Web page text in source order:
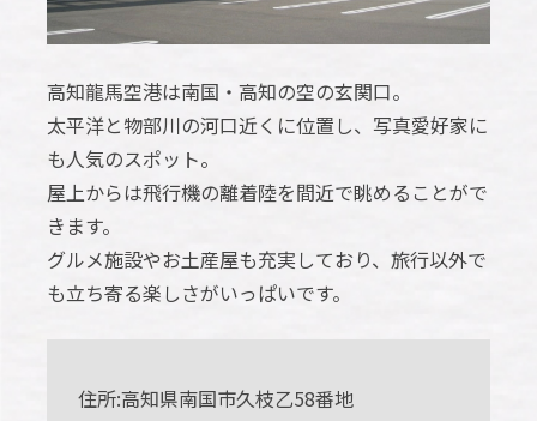
高知龍馬空港は南国・高知の空の玄関口。
太平洋と物部川の河口近くに位置し、写真愛好家に
も人気のスポット。
屋上からは飛行機の離着陸を間近で眺めることがで
きます。
グルメ施設やお土産屋も充実しており、旅行以外で
も立ち寄る楽しさがいっぱいです。
住所:高知県南国市久枝乙58番地